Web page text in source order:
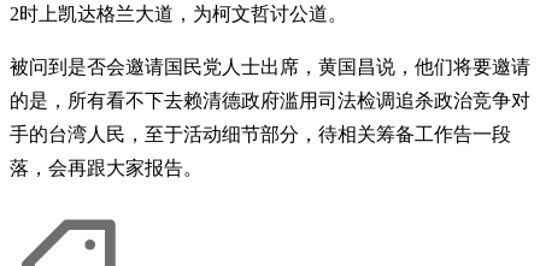
2时上凯达格兰大道，为柯文哲讨公道。
被问到是否会邀请国民党人士出席，黄国昌说，他们将要邀请
的是，所有看不下去赖清德政府滥用司法检调追杀政治竞争对
手的台湾人民，至于活动细节部分，待相关筹备工作告一段
落，会再跟大家报告。